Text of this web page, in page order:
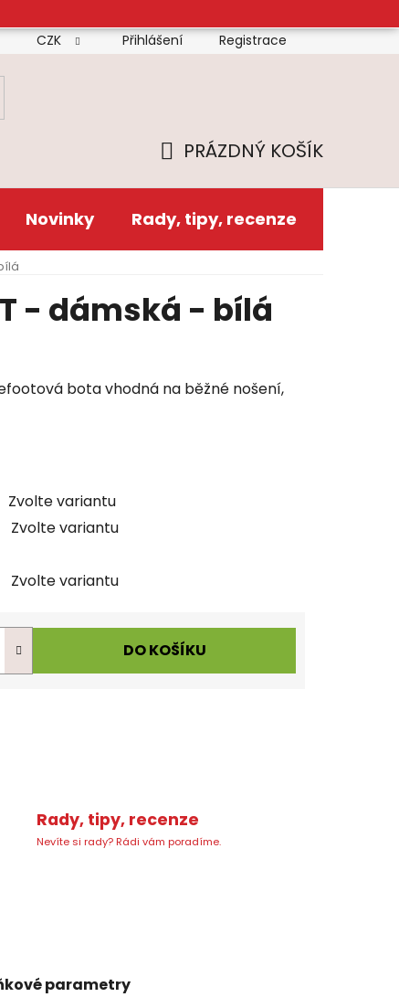
Doprava Platba Reklamační řád
CZK Přihlášení Registrace
KOŠÍK
PRÁZDNÝ KOŠÍK
Novinky Rady, tipy, recenze
- dámská - bílá
bota vhodná na běžné nošení,
Zvolte variantu
Zvolte variantu
Zvolte variantu
DO KOŠÍKU
Rady, tipy, recenze
Nevíte si rady? Rádi vám poradíme.
parametry